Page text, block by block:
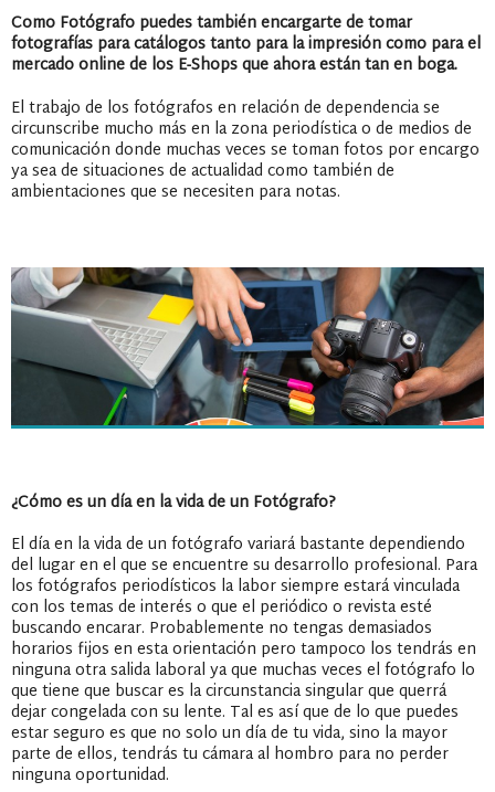
Como Fotógrafo puedes también encargarte de tomar
fotografías para catálogos tanto para la impresión como para el
mercado online de los E-Shops que ahora están tan en boga.
El trabajo de los fotógrafos en relación de dependencia se
circunscribe mucho más en la zona periodística o de medios de
comunicación donde muchas veces se toman fotos por encargo
ya sea de situaciones de actualidad como también de
ambientaciones que se necesiten para notas.
¿Cómo es un día en la vida de un Fotógrafo?
El día en la vida de un fotógrafo variará bastante dependiendo
del lugar en el que se encuentre su desarrollo profesional. Para
los fotógrafos periodísticos la labor siempre estará vinculada
con los temas de interés o que el periódico o revista esté
buscando encarar. Probablemente no tengas demasiados
horarios fijos en esta orientación pero tampoco los tendrás en
ninguna otra salida laboral ya que muchas veces el fotógrafo lo
que tiene que buscar es la circunstancia singular que querrá
dejar congelada con su lente. Tal es así que de lo que puedes
estar seguro es que no solo un día de tu vida, sino la mayor
parte de ellos, tendrás tu cámara al hombro para no perder
ninguna oportunidad.